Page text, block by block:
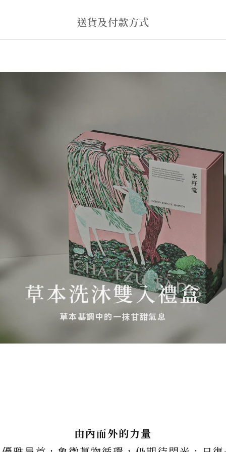
送貨及付款方式
草本洗沐雙入禮盒
草本基調中的一抹甘甜氣息
由內而外的力量